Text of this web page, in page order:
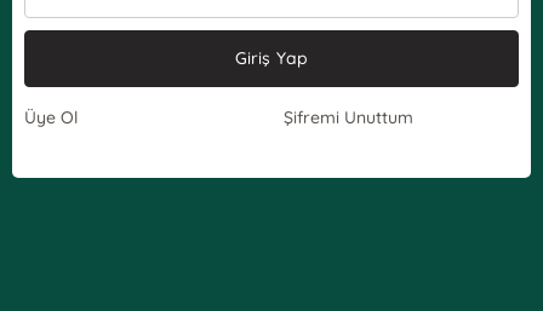
Giriş Yap
Üye Ol Şifremi Unuttum